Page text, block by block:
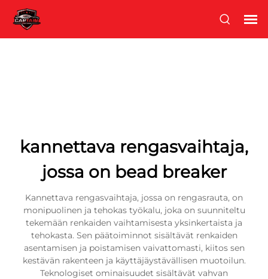
kannettava rengasvaihtaja,
jossa on bead breaker
Kannettava rengasvaihtaja, jossa on rengasrauta, on
monipuolinen ja tehokas työkalu, joka on suunniteltu
tekemään renkaiden vaihtamisesta yksinkertaista ja
tehokasta. Sen päätoiminnot sisältävät renkaiden
asentamisen ja poistamisen vaivattomasti, kiitos sen
kestävän rakenteen ja käyttäjäystävällisen muotoilun.
Teknologiset ominaisuudet sisältävät vahvan